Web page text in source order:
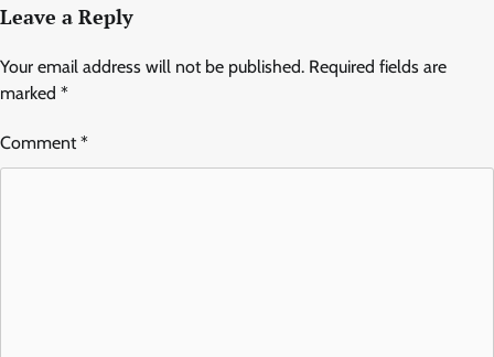
Leave a Reply
Your email address will not be published. Required fields are
marked *
Comment*